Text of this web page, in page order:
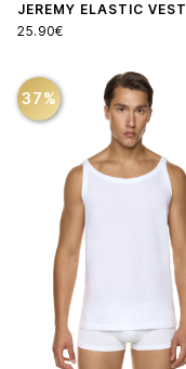
JEREMY ELASTIC VEST
25.90€
37%